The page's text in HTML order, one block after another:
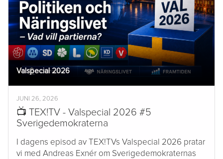
Valspecial 2026
JUNI 26, 2026
📺 TEX!TV - Valspecial 2026 #5
Sverigedemokraterna
I dagens episod av TEX!TVs Valspecial 2026 pratar
vi med Andreas Exnér om Sverigedemokraternas